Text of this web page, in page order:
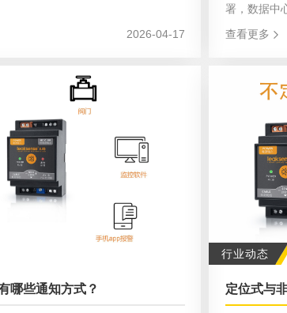
2026-04-17
署，数据中
风冷技术已
查看更多
哪些通知方式？
行业动态
定位式与